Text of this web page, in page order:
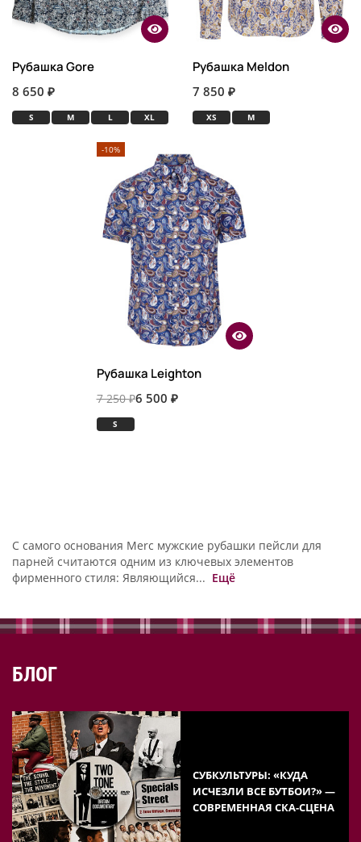
Рубашка Gore
8 650 ₽
S M L XL
Рубашка Meldon
7 850 ₽
XS M
-10%
Рубашка Leighton
7 250 ₽6 500 ₽
S
С самого основания Merc мужские рубашки пейсли для
парней считаются одним из ключевых элементов
фирменного стиля: Являющийся... Ещё
БЛОГ
СУБКУЛЬТУРЫ: «КУДА
ИСЧЕЗЛИ ВСЕ БУТБОИ?» —
СОВРЕМЕННАЯ СКА-СЦЕНА